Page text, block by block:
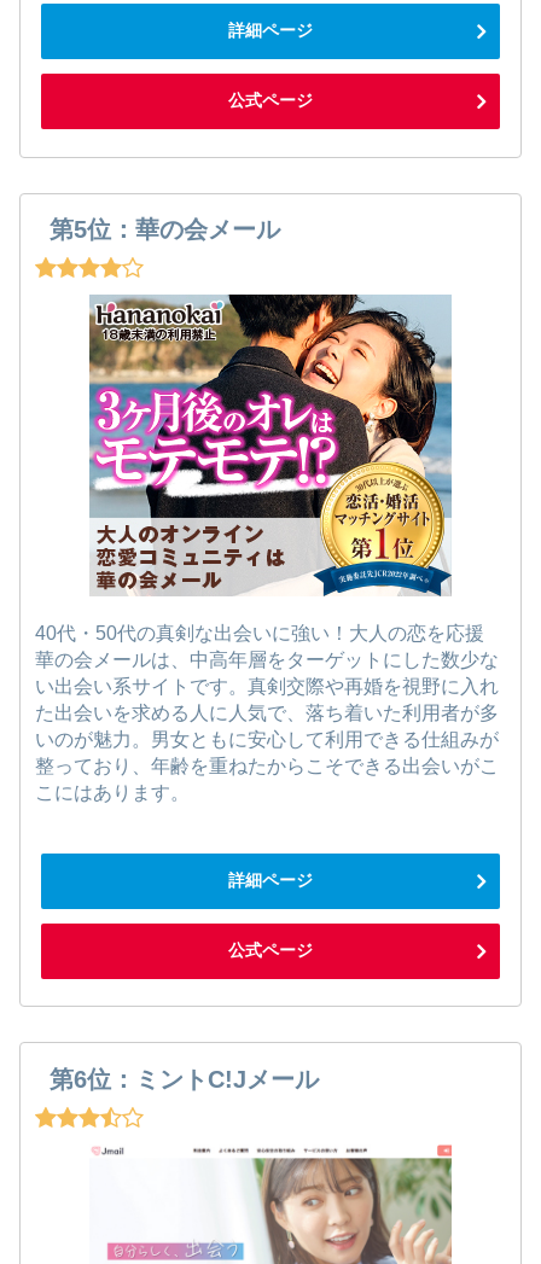
詳細ページ
公式ページ
第5位：華の会メール
40代・50代の真剣な出会いに強い！大人の恋を応援
華の会メールは、中高年層をターゲットにした数少な
い出会い系サイトです。真剣交際や再婚を視野に入れ
た出会いを求める人に人気で、落ち着いた利用者が多
いのが魅力。男女ともに安心して利用できる仕組みが
整っており、年齢を重ねたからこそできる出会いがこ
こにはあります。
詳細ページ
公式ページ
第6位：ミントC!Jメール